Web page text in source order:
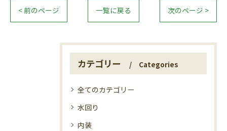
< 前のページ 一覧に戻る 次のページ >
カテゴリー Categories
全てのカテゴリー
水回り
内装